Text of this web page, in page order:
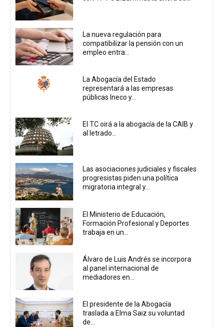
La nueva regulación para
compatibilizar la pensión con un
empleo entra...
La Abogacía del Estado
representará a las empresas
públicas Ineco y...
El TC oirá a la abogacía de la CAIB y
al letrado...
Las asociaciones judiciales y fiscales
progresistas piden una política
migratoria integral y...
El Ministerio de Educación,
Formación Profesional y Deportes
trabaja en un...
Álvaro de Luis Andrés se incorpora
al panel internacional de
mediadores en...
El presidente de la Abogacía
traslada a Elma Saiz su voluntad
de...